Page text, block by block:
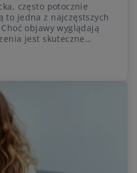
często potocznie
to jedna z najczęstszych
objawy wyglądają
jest skuteczne
dzieci jest bardzo wiele.
braku poprawy stanu
pilny kontakt z
ilość płynów, co
udać się na